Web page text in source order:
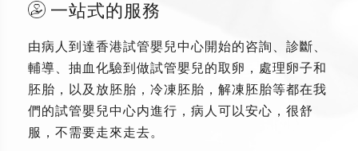
一站式的服務
由病人到達香港試管嬰兒中心開始的咨詢、診斷、
輔導、抽血化驗到做試管嬰兒的取卵，處理卵子和
胚胎，以及放胚胎，冷凍胚胎，解凍胚胎等都在我
們的試管嬰兒中心内進行，病人可以安心，很舒
服，不需要走來走去。